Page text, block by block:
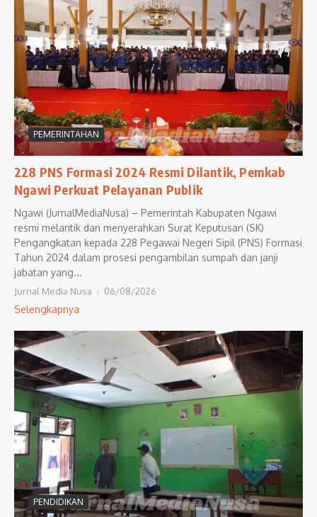
PEMERINTAHAN
228 PNS Formasi 2024 Resmi Dilantik, Pemkab
Ngawi Perkuat Pelayanan Publik
Ngawi (JurnalMediaNusa) – Pemerintah Kabupaten Ngawi
resmi melantik dan menyerahkan Surat Keputusan (SK)
Pengangkatan kepada 228 Pegawai Negeri Sipil (PNS) Formasi
Tahun 2024 dalam prosesi pengambilan sumpah dan janji
jabatan yang...
Jurnal Media Nusa 06/08/2026
Selengkapnya
PENDIDIKAN